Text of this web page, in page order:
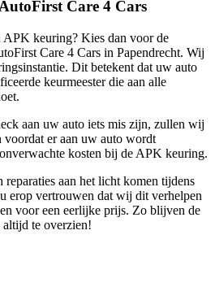
Care 4 Cars
APK keuring? Kies dan voor de
Care 4 Cars in Papendrecht. Wij
Dit betekent dat uw auto
keurmeester die aan alle
aan uw auto iets mis zijn, zullen wij
voordat er aan uw auto wordt
kosten bij de APK keuring.
aan het licht komen tijdens
erop vertrouwen dat wij dit verhelpen
voor een eerlijke prijs. Zo blijven de
te overzien!